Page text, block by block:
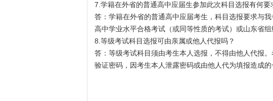
7.学籍在外省的普通高中应届生参加此次科目选报有何要
答：学籍在外省的普通高中应届考生，科目选报要求与
高中学业水平合格考试（或同等性质的考试）或山东省组
8.等级考试科目选报可由亲属或他人代报吗？
答：等级考试科目须由考生本人选报，不得由他人代报
验证密码，因考生本人泄露密码或由他人代为填报造成的